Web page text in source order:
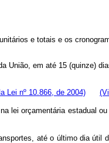
e totais e os
da União, em até 15
Lei nº 10.866, de 2004)
lei orçamentária estadual
até o último dia útil